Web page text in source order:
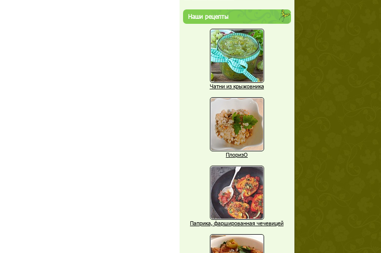
Наши рецепты
Чатни из крыжовника
ПлоризО
Паприка, фаршированная чечевицей